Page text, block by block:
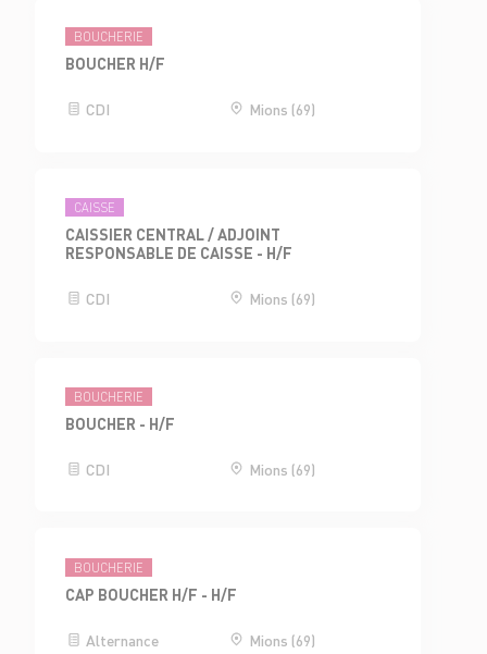
BOUCHERIE
BOUCHER H/F
CDI Mions (69)
CAISSE
CAISSIER CENTRAL / ADJOINT
RESPONSABLE DE CAISSE - H/F
CDI Mions (69)
BOUCHERIE
BOUCHER - H/F
CDI Mions (69)
BOUCHERIE
CAP BOUCHER H/F - H/F
Alternance Mions (69)